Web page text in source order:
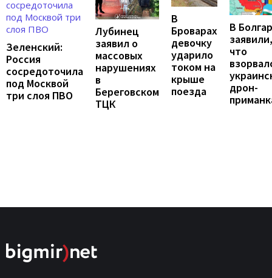
Зеленский:
Россия
сосредоточила
под Москвой
три слоя ПВО
Лубинец
заявил о
массовых
нарушениях
в
Береговском
ТЦК
В
Броварах
девочку
ударило
током на
крыше
поезда
В
заявили,
что
дрон-